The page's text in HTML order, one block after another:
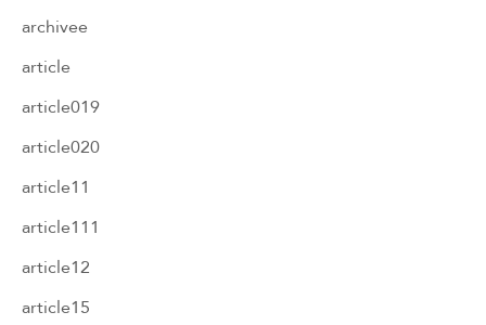
archivee
article
article019
article020
article11
article111
article12
article15